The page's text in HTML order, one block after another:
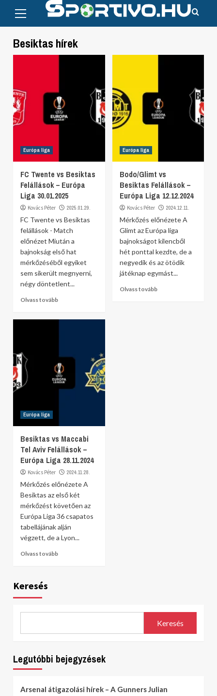
content
Menu
Besiktas hírek
Európa liga
FC Twente vs Besiktas
Felállások – Európa
Liga 30.01.2025
Kovács Péter 2025.01.29.
FC Twente vs Besiktas
felállások - Match
előnézet Miután a
bajnokság első hat
mérkőzéséből egyiket
sem sikerült megnyerni,
négy döntetlent...
Olvass tovább
Európa liga
Bodo/Glimt vs
Besiktas Felállások –
Európa Liga 12.12.2024
Kovács Péter 2024.12.11.
Mérkőzés előnézete A
Glimt az Európa liga
bajnokságot kilencből
hét ponttal kezdte, de a
negyedik és az ötödik
játéknap egymást...
Olvass tovább
Európa liga
Besiktas vs Maccabi
Tel Aviv Felállások –
Európa Liga 28.11.2024
Kovács Péter 2024.11.28.
Mérkőzés előnézete A
Besiktas az első két
mérkőzést követően az
Európa Liga 36 csapatos
tabellájának alján
végzett, de a Lyon...
Olvass tovább
Keresés
Keresés
Legutóbbi bejegyzések
Arsenal átigazolási hírek – A Gunners Julian